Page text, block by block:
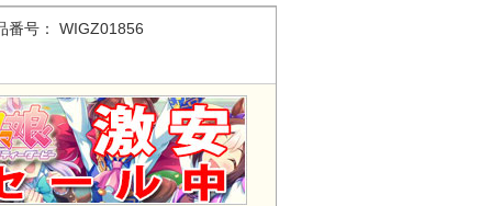
番号： WIGZ01856